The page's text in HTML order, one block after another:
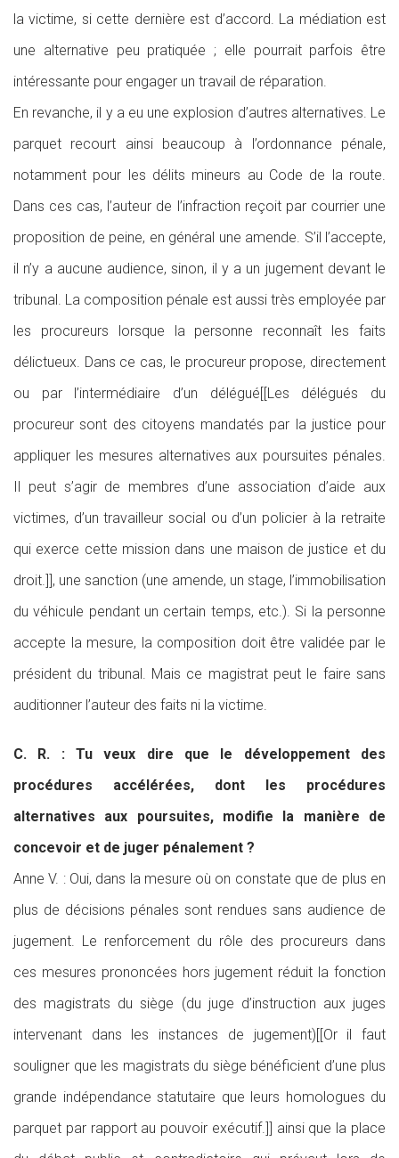
la victime, si cette dernière est d’accord. La médiation est
une alternative peu pratiquée ; elle pourrait parfois être
intéressante pour engager un travail de réparation.
En revanche, il y a eu une explosion d’autres alternatives. Le
parquet recourt ainsi beaucoup à l’ordonnance pénale,
notamment pour les délits mineurs au Code de la route.
Dans ces cas, l’auteur de l’infraction reçoit par courrier une
proposition de peine, en général une amende. S’il l’accepte,
il n’y a aucune audience, sinon, il y a un jugement devant le
tribunal. La composition pénale est aussi très employée par
les procureurs lorsque la personne reconnaît les faits
délictueux. Dans ce cas, le procureur propose, directement
ou par l’intermédiaire d’un délégué[[Les délégués du
procureur sont des citoyens mandatés par la justice pour
appliquer les mesures alternatives aux poursuites pénales.
Il peut s’agir de membres d’une association d’aide aux
victimes, d’un travailleur social ou d’un policier à la retraite
qui exerce cette mission dans une maison de justice et du
droit.]], une sanction (une amende, un stage, l’immobilisation
du véhicule pendant un certain temps, etc.). Si la personne
accepte la mesure, la composition doit être validée par le
président du tribunal. Mais ce magistrat peut le faire sans
auditionner l’auteur des faits ni la victime.
C. R. : Tu veux dire que le développement des
procédures accélérées, dont les procédures
alternatives aux poursuites, modifie la manière de
concevoir et de juger pénalement ?
Anne V. : Oui, dans la mesure où on constate que de plus en
plus de décisions pénales sont rendues sans audience de
jugement. Le renforcement du rôle des procureurs dans
ces mesures prononcées hors jugement réduit la fonction
des magistrats du siège (du juge d’instruction aux juges
intervenant dans les instances de jugement)[[Or il faut
souligner que les magistrats du siège bénéficient d’une plus
grande indépendance statutaire que leurs homologues du
parquet par rapport au pouvoir exécutif.]] ainsi que la place